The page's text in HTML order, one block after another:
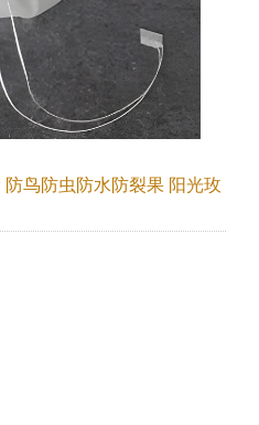
鸟防虫防水防裂果 阳光玫